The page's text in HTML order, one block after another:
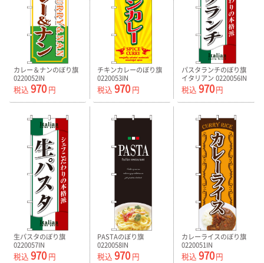
カレー＆ナンのぼり旗
0220052IN
税込 970 円
チキンカレーのぼり旗
0220053IN
税込 970円
パスタランチのぼり旗
イタリアン 0220056IN
税込 970円
生パスタのぼり旗
0220057IN
税込 970 円
PASTAのぼり旗
0220058IN
税込 970円
カレーライスのぼり旗
0220051IN
税込 970円